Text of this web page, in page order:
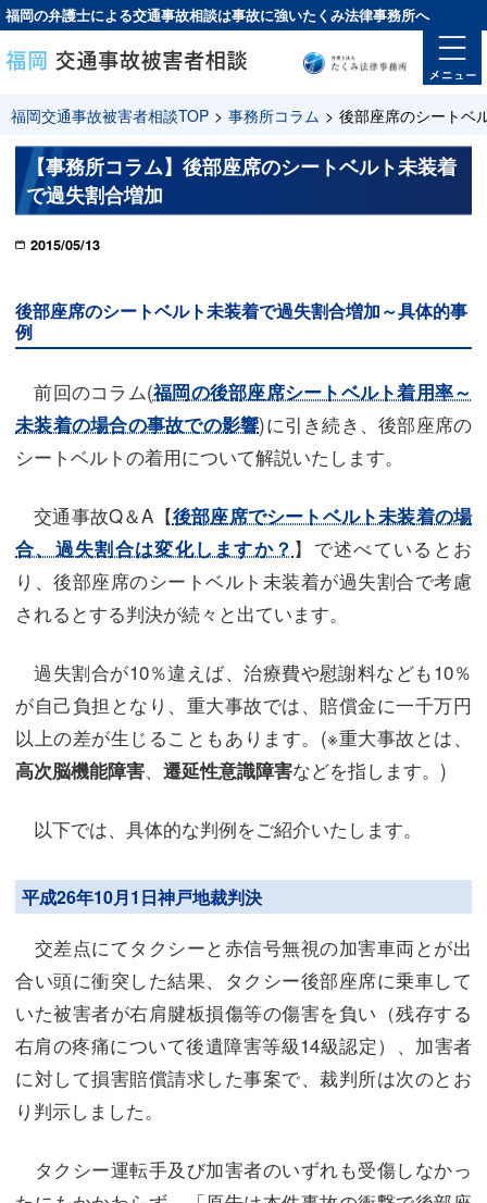
福岡の弁護士による交通事故相談は事故に強いたくみ法律事務所へ
福岡交通事故被害者相談TOP > 事務所コラム > 後部座席のシートベ
【事務所コラム】後部座席のシートベルト未装着
で過失割合増加
2015/05/13
後部座席のシートベルト未装着で過失割合増加～具体的事
例
前回のコラム(福岡の後部座席シートベルト着用率～
未装着の場合の事故での影響)に引き続き、後部座席の
シートベルトの着用について解説いたします。
交通事故Q＆A【後部座席でシートベルト未装着の場
合、過失割合は変化しますか？ 】で述べているとお
り、後部座席のシートベルト未装着が過失割合で考慮
されるとする判決が続々と出ています。
過失割合が10％違えば、治療費や慰謝料なども10％
が自己負担となり、重大事故では、賠償金に一千万円
以上の差が生じることもあります。(※重大事故とは、
高次脳機能障害、 遷延性意識障害などを指します。)
以下では、具体的な判例をご紹介いたします。
平成26年10月1日神戸地裁判決
交差点にてタクシーと赤信号無視の加害車両とが出
合い頭に衝突した結果、タクシー後部座席に乗車して
いた被害者が右肩腱板損傷等の傷害を負い（残存する
右肩の疼痛について後遺障害等級14級認定）、加害者
に対して損害賠償請求した事案で、裁判所は次のとお
り判示しました。
タクシー運転手及び加害者のいずれも受傷しなかっ